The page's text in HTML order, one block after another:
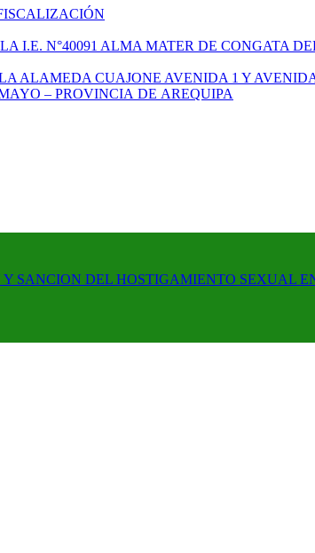
I.E. N°40091 ALMA MATER DE CONGATA
ALAMEDA CUAJONE AVENIDA 1 Y
– PROVINCIA DE AREQUIPA
SANCION DEL HOSTIGAMIENTO SEXUAL